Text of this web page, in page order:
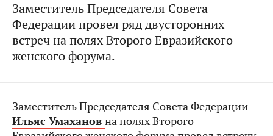
Заместитель Председателя Совета
Федерации провел ряд двусторонних
встреч на полях Второго Евразийского
женского форума.
Заместитель Председателя Совета Федерации
Ильяс Умаханов на полях Второго